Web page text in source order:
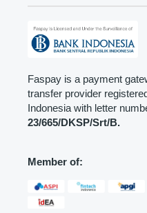
Faspay is a payment
transfer provider
Indonesia with letter
23/665/DKSP/Srt/B.
Member of: